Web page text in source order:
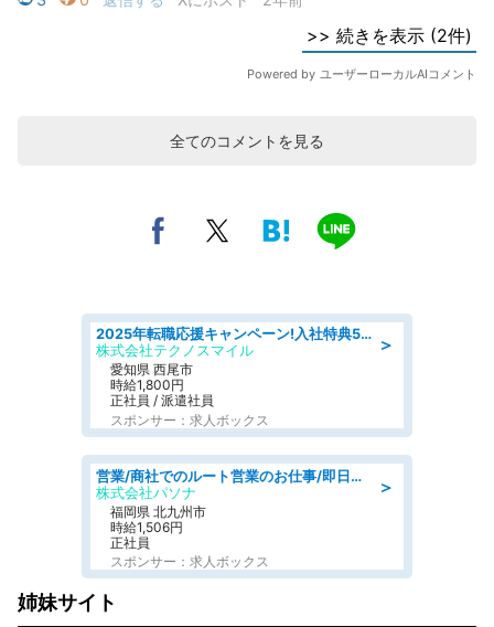
全てのコメントを見る
＞
2025年転職応援キャンペーン!入社特典58万円/デンソーで働こう!自動車工場で小型部品の検査業務 denso aichi
株式会社テクノスマイル
愛知県 西尾市
時給1,800円
正社員 / 派遣社員
スポンサー：求人ボックス
＞
営業/商社でのルート営業のお仕事/即日勤務可/車通勤可/営業
株式会社パソナ
福岡県 北九州市
時給1,506円
正社員
スポンサー：求人ボックス
姉妹サイト